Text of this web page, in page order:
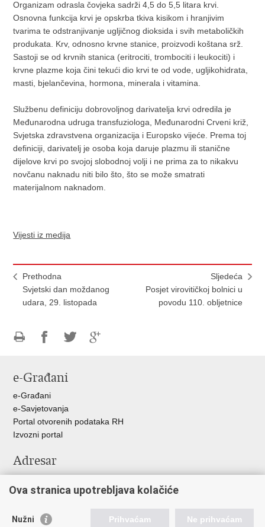
Organizam odrasla čovjeka sadrži 4,5 do 5,5 litara krvi.
Osnovna funkcija krvi je opskrba tkiva kisikom i hranjivim
tvarima te odstranjivanje ugljičnog dioksida i svih metaboličkih
produkata. Krv, odnosno krvne stanice, proizvodi koštana srž.
Sastoji se od krvnih stanica (eritrociti, trombociti i leukociti) i
krvne plazme koja čini tekući dio krvi te od vode, ugljikohidrata,
masti, bjelančevina, hormona, minerala i vitamina.
Službenu definiciju dobrovoljnog darivatelja krvi odredila je
Međunarodna udruga transfuziologa, Međunarodni Crveni križ,
Svjetska zdravstvena organizacija i Europsko vijeće. Prema toj
definiciji, darivatelj je osoba koja daruje plazmu ili stanične
dijelove krvi po svojoj slobodnoj volji i ne prima za to nikakvu
novčanu naknadu niti bilo što, što se može smatrati
materijalnom naknadom.
Vijesti iz medija
Prethodna
Svjetski dan moždanog
udara, 29. listopada
Sljedeća
Posjet virovitičkoj bolnici u
povodu 110. obljetnice
FacebookuTwitteru
e-Građani
e-Građani
e-Savjetovanja
Portal otvorenih podataka RH
Izvozni portal
Adresar
Adresar tijela javne vlasti
Popis dužnosnika u RH
Ova stranica upotrebljava kolačiće
Nužni Prihvaćam Ne prihvaćam